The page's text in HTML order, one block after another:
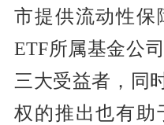
市提供流动性保
ETF所属基金公
三大受益者，同
权的推出也有助